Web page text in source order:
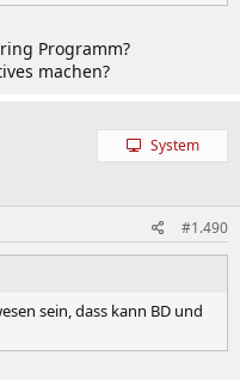
Programm?
machen?
System
#1.490
sein, dass kann BD und